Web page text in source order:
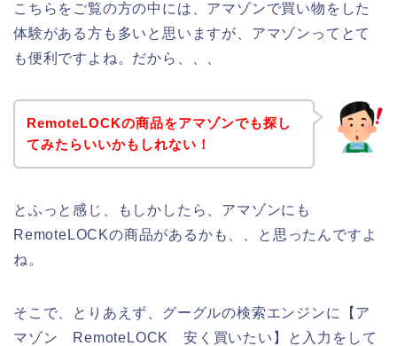
こちらをご覧の方の中には、アマゾンで買い物をした
体験がある方も多いと思いますが、アマゾンってとて
も便利ですよね。だから、、、
RemoteLOCKの商品をアマゾンでも探し
てみたらいいかもしれない！
とふっと感じ、もしかしたら、アマゾンにも
RemoteLOCKの商品があるかも、、と思ったんですよ
ね。
そこで、とりあえず、グーグルの検索エンジンに【ア
マゾン RemoteLOCK 安く買いたい】と入力をして